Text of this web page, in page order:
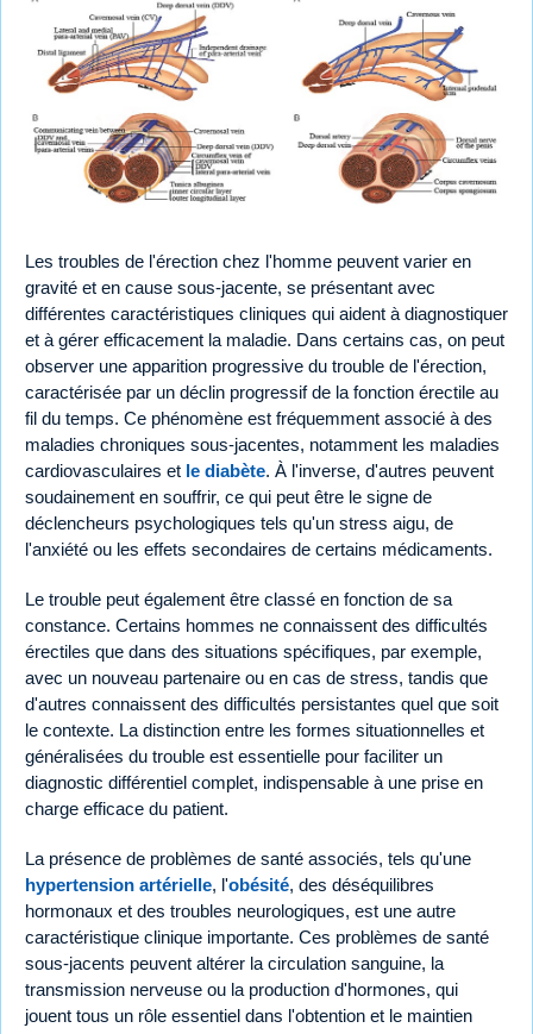
Les troubles de l'érection chez l'homme peuvent varier en
gravité et en cause sous-jacente, se présentant avec
différentes caractéristiques cliniques qui aident à diagnostiquer
et à gérer efficacement la maladie. Dans certains cas, on peut
observer une apparition progressive du trouble de l'érection,
caractérisée par un déclin progressif de la fonction érectile au
fil du temps. Ce phénomène est fréquemment associé à des
maladies chroniques sous-jacentes, notamment les maladies
cardiovasculaires et le diabète. À l'inverse, d'autres peuvent
soudainement en souffrir, ce qui peut être le signe de
déclencheurs psychologiques tels qu'un stress aigu, de
l'anxiété ou les effets secondaires de certains médicaments.
Le trouble peut également être classé en fonction de sa
constance. Certains hommes ne connaissent des difficultés
érectiles que dans des situations spécifiques, par exemple,
avec un nouveau partenaire ou en cas de stress, tandis que
d'autres connaissent des difficultés persistantes quel que soit
le contexte. La distinction entre les formes situationnelles et
généralisées du trouble est essentielle pour faciliter un
diagnostic différentiel complet, indispensable à une prise en
charge efficace du patient.
La présence de problèmes de santé associés, tels qu'une
hypertension artérielle, l'obésité, des déséquilibres
hormonaux et des troubles neurologiques, est une autre
caractéristique clinique importante. Ces problèmes de santé
sous-jacents peuvent altérer la circulation sanguine, la
transmission nerveuse ou la production d'hormones, qui
jouent tous un rôle essentiel dans l'obtention et le maintien